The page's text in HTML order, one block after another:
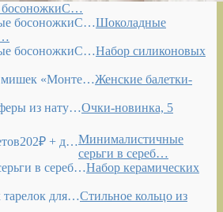
босоножкиС…
Шоколадные
Набор силиконовых
Женские балетки-
Очки-новинка, 5
Минималистичные
серьги в сереб…
Набор керамических
Стильное кольцо из